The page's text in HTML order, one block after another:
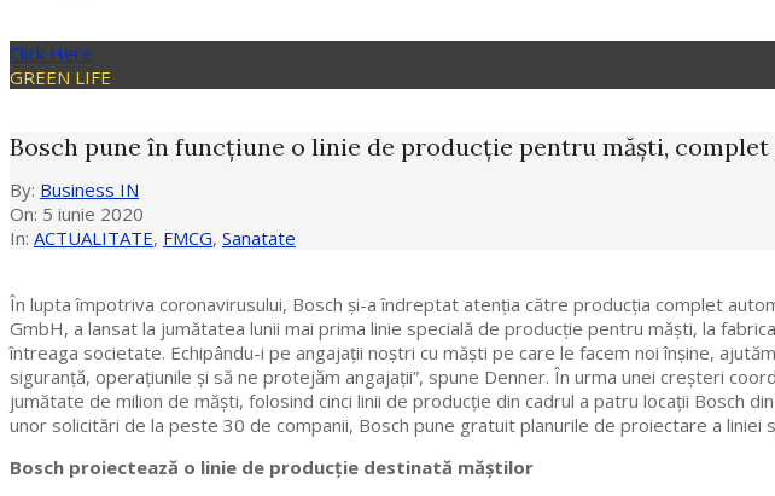
Click Here
GREEN LIFE
Bosch pune în funcțiune o linie de producție pentru măști,
By: Business IN
On: 5 iunie 2020
In: ACTUALITATE, FMCG, Sanatate
În lupta împotriva coronavirusului, Bosch și-a îndreptat atenția către producția complet
GmbH, a lansat la jumătatea lunii mai prima linie specială de producție pentru măști, la
întreaga societate. Echipându-i pe angajații noștri cu măști pe care le facem noi înșine,
siguranță, operațiunile și să ne protejăm angajații”, spune Denner. În urma unei creșteri
jumătate de milion de măști, folosind cinci linii de producție din cadrul a patru locații Bosch
unor solicitări de la peste 30 de companii, Bosch pune gratuit planurile de proiectare a liniei
Bosch proiectează o linie de producție destinată măștilor